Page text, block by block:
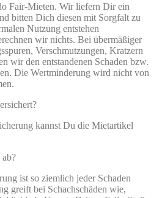
Fair-Mieten. Wir liefern Dir ein
bitten Dich diesen mit Sorgfalt zu
Nutzung entstehen
wir nichts. Bei übermäßiger
Verschmutzungen, Kratzern
wir den entstandenen Schaden bzw.
Die Wertminderung wird nicht von
kannst Du die Mietartikel
ist so ziemlich jeder Schaden
greift bei Schachschäden wie,